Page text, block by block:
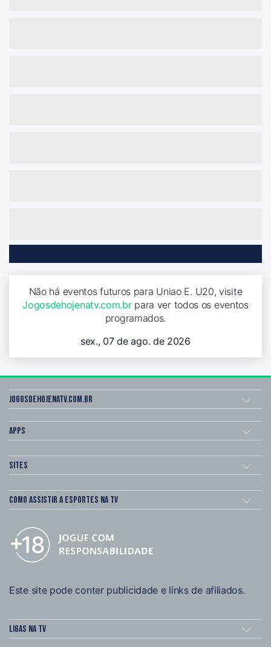
Não há eventos futuros para Uniao E. U20, visite
Jogosdehojenatv.com.brpara ver todos os eventos
programados.
sex., 07 de ago. de 2026
Jogosdehojenatv.com.br
Apps
Sites
Como assistir a esportes na TV
Este site pode conter publicidade e links de afiliados.
Ligas na TV